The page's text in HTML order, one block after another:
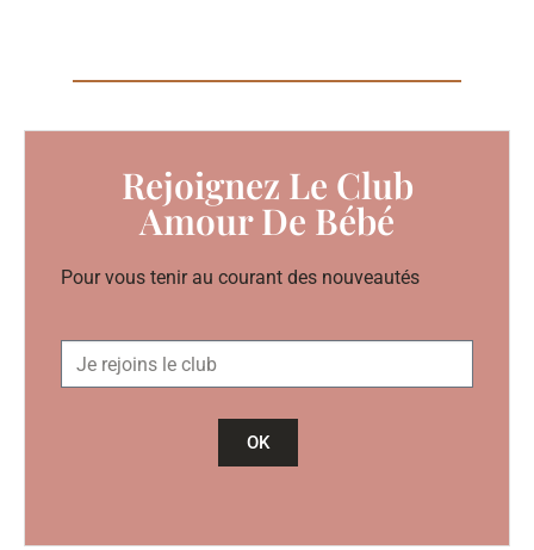
Rejoignez Le Club
Amour De Bébé
Pour vous tenir au courant des nouveautés
OK